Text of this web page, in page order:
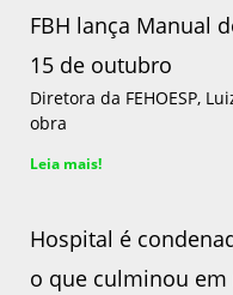
FBH lança Manual
15 de outubro
Diretora da FEHOESP,
obra
Leia mais!
Hospital é
o que culminou